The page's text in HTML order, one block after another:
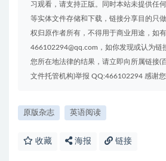
习观看，请支持正版。同时本站未提供任
等实体文件存储和下载，链接分享目的只
权归原作者所有，不得用于商业用途，如
466102294@qq.com，如你发现或认为链
您所在地法律的结果，请立即向所属链接(
文件托管机构)举报 QQ:466102294 感谢您
原版杂志 英语阅读
收藏 海报 链接